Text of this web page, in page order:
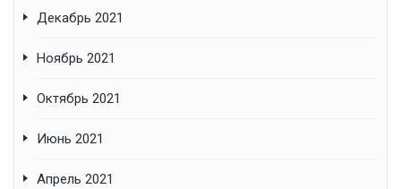
Декабрь 2021
Ноябрь 2021
Октябрь 2021
Июнь 2021
Апрель 2021